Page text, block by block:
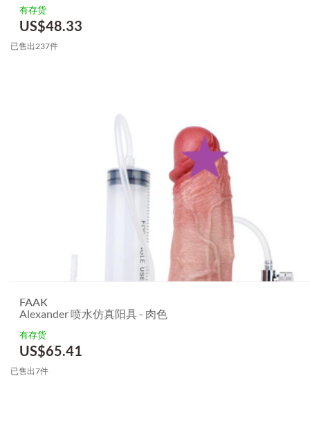
有存货
US$48.33
已售出237件
FAAK
Alexander 喷水仿真阳具 - 肉色
有存货
US$65.41
已售出7件